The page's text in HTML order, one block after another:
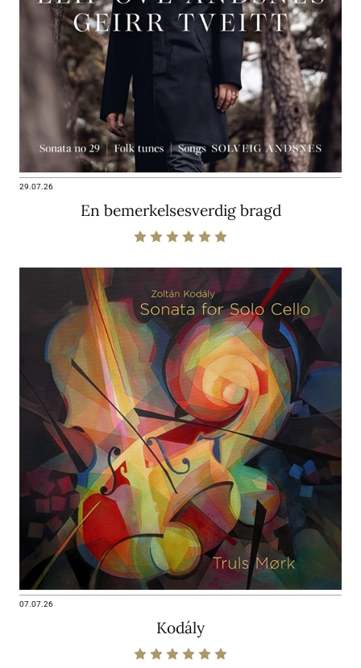
29.07.26
En bemerkelsesverdig bragd
07.07.26
Kodály